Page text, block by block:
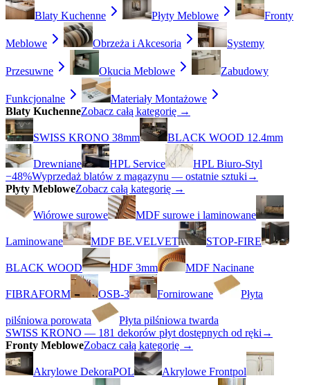
Blaty Kuchenne Płyty Meblowe Fronty
Meblowe Obrzeża i Akcesoria Systemy
Przesuwne Okucia Meblowe Zabudowy
Funkcjonalne
Materiały Montażowe
Blaty KuchenneZobacz całą kategorię →
SWISS KRONO 38mm BLACK WOOD 12.4mm
Drewniane HPL Service
HPL Biuro-Styl
−48%Wyprzedaż blatów z magazynu — ostatnie sztuki →
Płyty MebloweZobacz całą kategorię →
Wiórowe surowe MDF surowe i laminowane
Laminowane MDF BE.VELVET STOP-FIRE
BLACK WOOD HDF 3mm MDF Nacinane
FIBRAFORM OSB-3 Fornirowane Płyta
pilśniowa porowata
Płyta pilśniowa twarda
SWISS KRONO — 181 dekorów płyt dostępnych od ręki →
Fronty MebloweZobacz całą kategorię →
Akrylowe DekoraPOL Akrylowe Frontpol